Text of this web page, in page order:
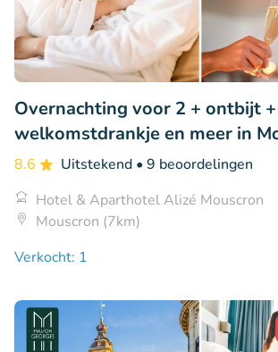
Overnachting voor 2 + ontbijt +
welkomstdrankje en meer in
8.6 Uitstekend • 9 beoordelingen
Hotel & Aparthotel Alizé Mouscron
Mouscron (7km)
Verkocht: 1